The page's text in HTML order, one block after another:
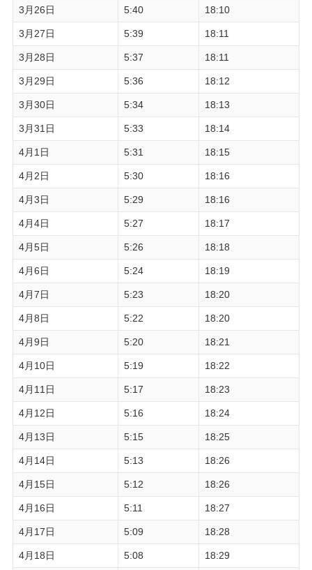
3月26日 5:40 18:10
3月27日 5:39 18:11
3月28日 5:37 18:11
3月29日 5:36 18:12
3月30日 5:34 18:13
3月31日 5:33 18:14
4月1日 5:31 18:15
4月2日 5:30 18:16
4月3日 5:29 18:16
4月4日 5:27 18:17
4月5日 5:26 18:18
4月6日 5:24 18:19
4月7日 5:23 18:20
4月8日 5:22 18:20
4月9日 5:20 18:21
4月10日 5:19 18:22
4月11日 5:17 18:23
4月12日 5:16 18:24
4月13日 5:15 18:25
4月14日 5:13 18:26
4月15日 5:12 18:26
4月16日 5:11 18:27
4月17日 5:09 18:28
4月18日 5:08 18:29